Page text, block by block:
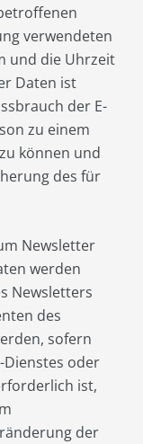
verwendeten
und die Uhrzeit
Daten ist
der E-
zu einem
können und
des für
Newsletter
werden
Newsletters
des
sofern
oder
ist,
der